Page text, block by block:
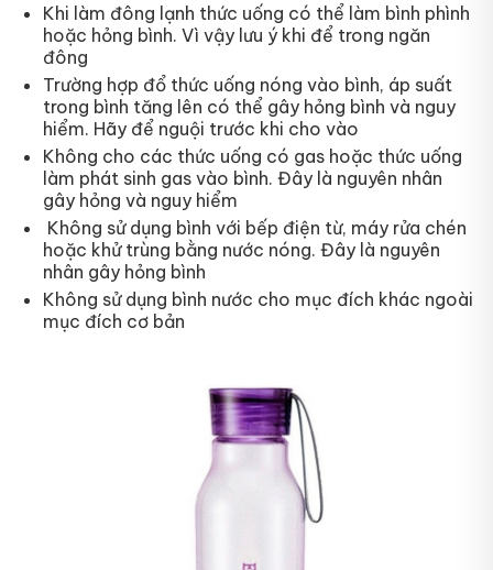
Khi làm đông lạnh thức uống có thể làm bình phình
hoặc hỏng bình. Vì vậy lưu ý khi để trong ngăn
đông
Trường hợp đổ thức uống nóng vào bình, áp suất
trong bình tăng lên có thể gây hỏng bình và nguy
hiểm. Hãy để nguội trước khi cho vào
Không cho các thức uống có gas hoặc thức uống
làm phát sinh gas vào bình. Đây là nguyên nhân
gây hỏng và nguy hiểm
Không sử dụng bình với bếp điện từ, máy rửa chén
hoặc khử trùng bằng nước nóng. Đây là nguyên
nhân gây hỏng bình
Không sử dụng bình nước cho mục đích khác ngoài
mục đích cơ bản